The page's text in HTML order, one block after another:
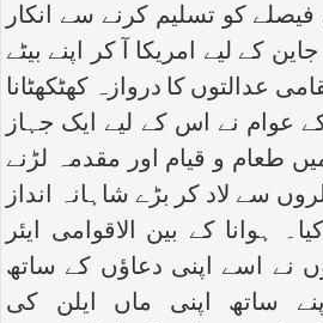
کو تسلیم کرنے سے انکار
کے لیے امریکا آ کر اپنے بیٹے
عدالتوں کا دروازہ کھٹکھٹانا
کے عوام نے اس کے لیے ایک جہاز
طعام و قیام اور مقدمہ لڑنے
سے لاد کر بڑے شاہانہ انداز
ہوانا کے بین الاقوامی ایئر
نے اسے اپنی دعاؤں کے ساتھ
ساتھ اپنی ماں ایلن کی